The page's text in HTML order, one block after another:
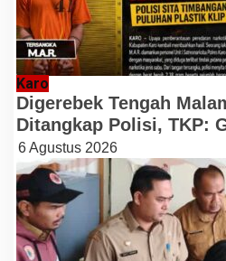
Karo
Digerebek Tengah
Ditangkap Polisi, TKP:
6 Agustus 2026